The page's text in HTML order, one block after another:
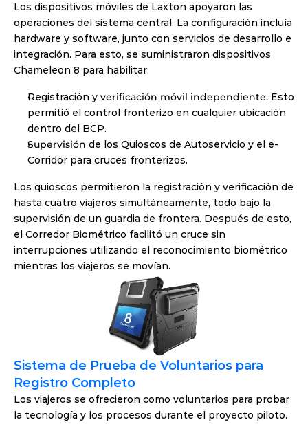
Los dispositivos móviles de Laxton apoyaron las
operaciones del sistema central. La configuración incluía
hardware y software, junto con servicios de desarrollo e
integración. Para esto, se suministraron dispositivos
Chameleon 8 para habilitar:
Registración y verificación móvil independiente. Esto
permitió el control fronterizo en cualquier ubicación
dentro del BCP.
Supervisión de los Quioscos de Autoservicio y el e-
Corridor para cruces fronterizos.
Los quioscos permitieron la registración y verificación de
hasta cuatro viajeros simultáneamente, todo bajo la
supervisión de un guardia de frontera. Después de esto,
el Corredor Biométrico facilitó un cruce sin
interrupciones utilizando el reconocimiento biométrico
mientras los viajeros se movían.
Sistema de Prueba de Voluntarios para
Registro Completo
Los viajeros se ofrecieron como voluntarios para probar
la tecnología y los procesos durante el proyecto piloto.